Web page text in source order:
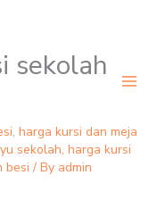
sekolah
, harga kursi dan meja
sekolah, harga kursi
besi / By admin